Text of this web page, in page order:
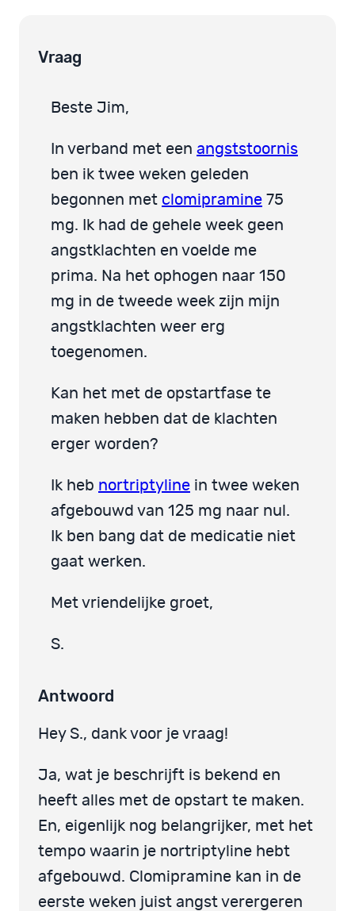
Vraag
Beste Jim,
In verband met een angststoornis
ben ik twee weken geleden
begonnen met clomipramine 75
mg. Ik had de gehele week geen
angstklachten en voelde me
prima. Na het ophogen naar 150
mg in de tweede week zijn mijn
angstklachten weer erg
toegenomen.
Kan het met de opstartfase te
maken hebben dat de klachten
erger worden?
Ik heb nortriptyline in twee weken
afgebouwd van 125 mg naar nul.
Ik ben bang dat de medicatie niet
gaat werken.
Met vriendelijke groet,
S.
Antwoord
Hey S., dank voor je vraag!
Ja, wat je beschrijft is bekend en
heeft alles met de opstart te maken.
En, eigenlijk nog belangrijker, met het
tempo waarin je nortriptyline hebt
afgebouwd. Clomipramine kan in de
eerste weken juist angst verergeren